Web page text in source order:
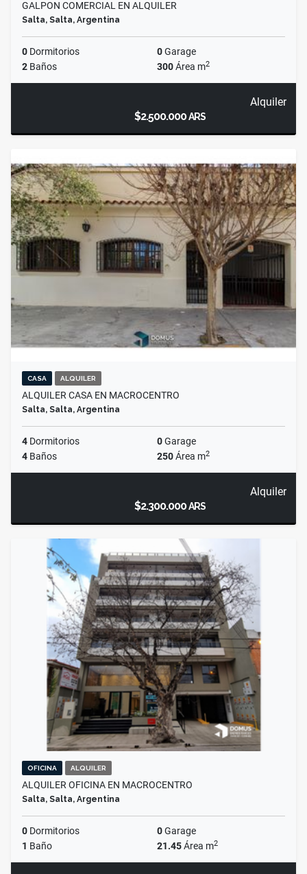
GALPON COMERCIAL EN ALQUILER
Salta, Salta, Argentina
0 Dormitorios 0Garage
2 Baños 300Área m2
Alquiler
$2.500.000ARS
CASA ALQUILER
ALQUILER CASA EN MACROCENTRO
Salta, Salta, Argentina
4 Dormitorios 0Garage
4 Baños 250Área m2
Alquiler
$2.300.000ARS
OFICINA ALQUILER
ALQUILER OFICINA EN MACROCENTRO
Salta, Salta, Argentina
0 Dormitorios 0Garage
1 Baño 21.45Área m2